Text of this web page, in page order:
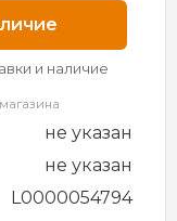
и наличие
не указан
не указан
L0000054794